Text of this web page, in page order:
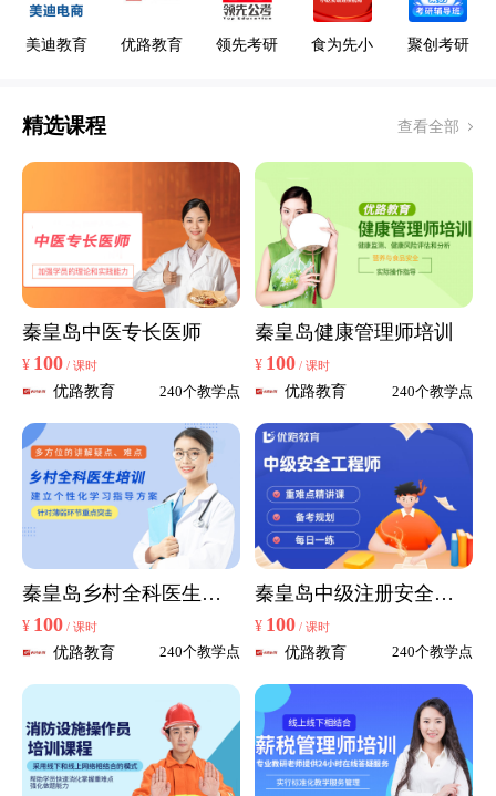
美迪教育 优路教育 领先考研
食为先小
聚创考研
精选课程 查看全部
秦皇岛中医专长医师
¥ 100 / 课时
优路教育 240个教学点
秦皇岛健康管理师培训
¥ 100 / 课时
优路教育 240个教学点
秦皇岛乡村全科医生培
训
¥ 100 / 课时
优路教育 240个教学点
秦皇岛中级注册安全工
程师
¥ 100 / 课时
优路教育 240个教学点